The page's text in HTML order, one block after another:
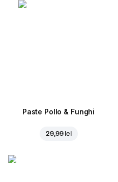
Paste Pollo & Funghi
29,99 lei